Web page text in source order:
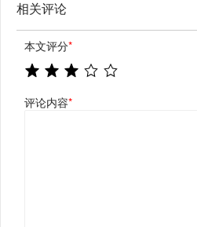
相关评论
本文评分*
评论内容*